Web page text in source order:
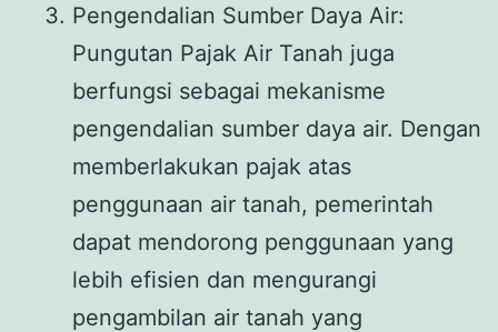
Pengendalian Sumber Daya Air:
Pungutan Pajak Air Tanah juga
berfungsi sebagai mekanisme
pengendalian sumber daya air. Dengan
memberlakukan pajak atas
penggunaan air tanah, pemerintah
dapat mendorong penggunaan yang
lebih efisien dan mengurangi
pengambilan air tanah yang